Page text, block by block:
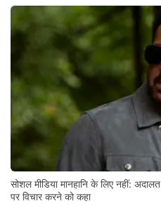
सोशल मीडिया मानहानि के लिए नहीं:
पर विचार करने को कहा